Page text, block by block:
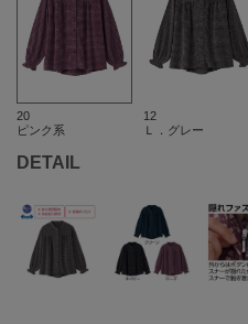
20
ピンク系
12
Ｌ．グレー
DETAIL